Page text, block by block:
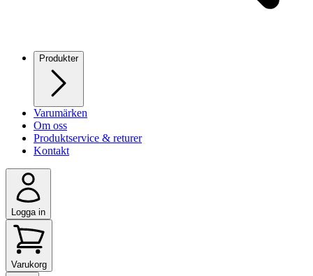
Produkter
Varumärken
Om oss
Produktservice & returer
Kontakt
Logga in
Varukorg